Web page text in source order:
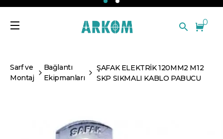
0
Sarf ve
Montaj
Bağlantı
Ekipmanları
ŞAFAK ELEKTRİK 120MM2 M12
SKP SIKMALI KABLO PABUCU